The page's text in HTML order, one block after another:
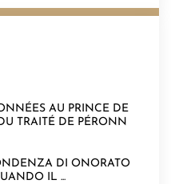
AU PRINCE DE
TRAITÉ DE PÉRONN
DI ONORATO
IL ...